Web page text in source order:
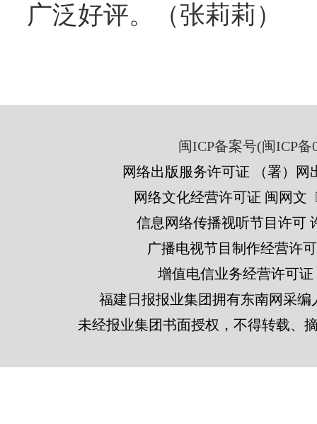
广泛好评。（张莉莉）
闽ICP备案号(闽ICP备
网络出版服务许可证 （署）网
网络文化经营许可证 闽网文
信息网络传播视听节目许可
广播电视节目制作经营许
增值电信业务经营许可证
福建日报报业集团拥有东南网采
未经报业集团书面授权，不得转载、